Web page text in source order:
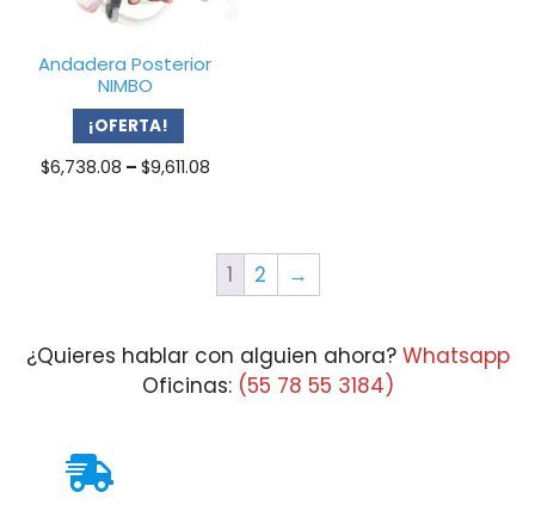
Andadera Posterior
NIMBO
¡OFERTA!
$6,738.08 – $9,611.08Price
$9,611.08
1 2 →
¿Quieres hablar con alguien ahora? Whatsapp
Oficinas: (55 78 55 3184)